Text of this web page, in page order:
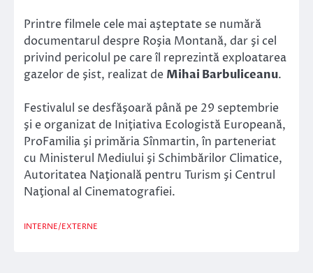
Printre filmele cele mai aşteptate se numără
documentarul despre Roşia Montană, dar şi cel
privind pericolul pe care îl reprezintă exploatarea
gazelor de şist, realizat de Mihai Barbuliceanu.
Festivalul se desfăşoară până pe 29 septembrie
şi e organizat de Iniţiativa Ecologistă Europeană,
ProFamilia şi primăria Sînmartin, în parteneriat
cu Ministerul Mediului şi Schimbărilor Climatice,
Autoritatea Naţională pentru Turism şi Centrul
Naţional al Cinematografiei.
INTERNE/EXTERNE